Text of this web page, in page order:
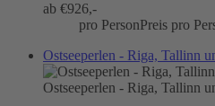
ab €926,-
pro PersonPreis pro
Ostseeperlen - Riga, Tallinn
Ostseeperlen - Riga, Tallinn